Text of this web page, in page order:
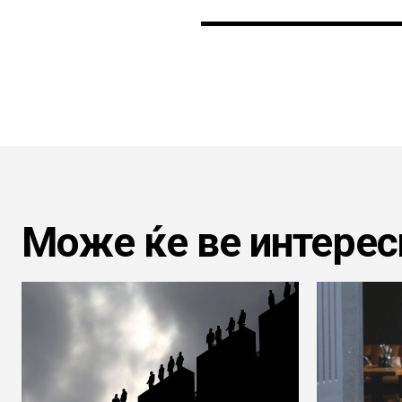
Може ќе ве